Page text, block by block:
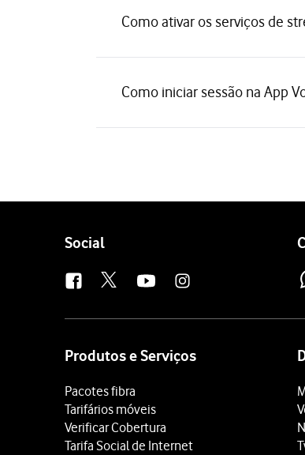
Como ativar os serviços de
Como iniciar sessão na App
Follow
Social
Produtos e Serviços
Pacotes fibra
Tarifários móveis
Verificar Cobertura
Tarifa Social de Internet